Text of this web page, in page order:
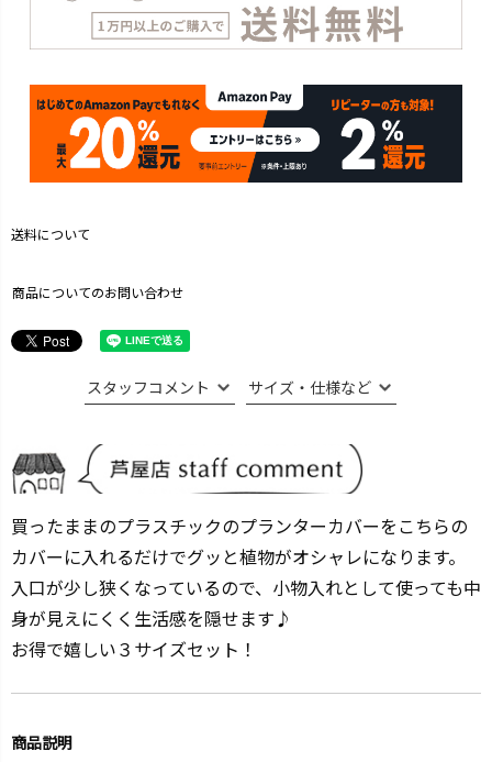
送料について
商品についてのお問い合わせ
スタッフコメント サイズ・仕様など
買ったままのプラスチックのプランターカバーをこちらの
カバーに入れるだけでグッと植物がオシャレになります。
入口が少し狭くなっているので、小物入れとして使っても中
身が見えにくく生活感を隠せます♪
お得で嬉しい３サイズセット！
商品説明